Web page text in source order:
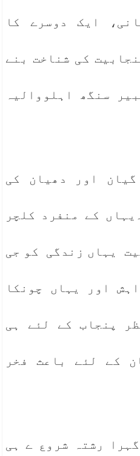
ایک دوسرے کا
کی شناخت بنے
سنگھ اہلووالیہ
اور دھیان کی
کے منفرد کلچر
یہاں زندگی کو جی
اور یہاں چونکا
پنجاب کے لئے ہی
کے لئے باعث فخر
رشتہ شروع ے ہی